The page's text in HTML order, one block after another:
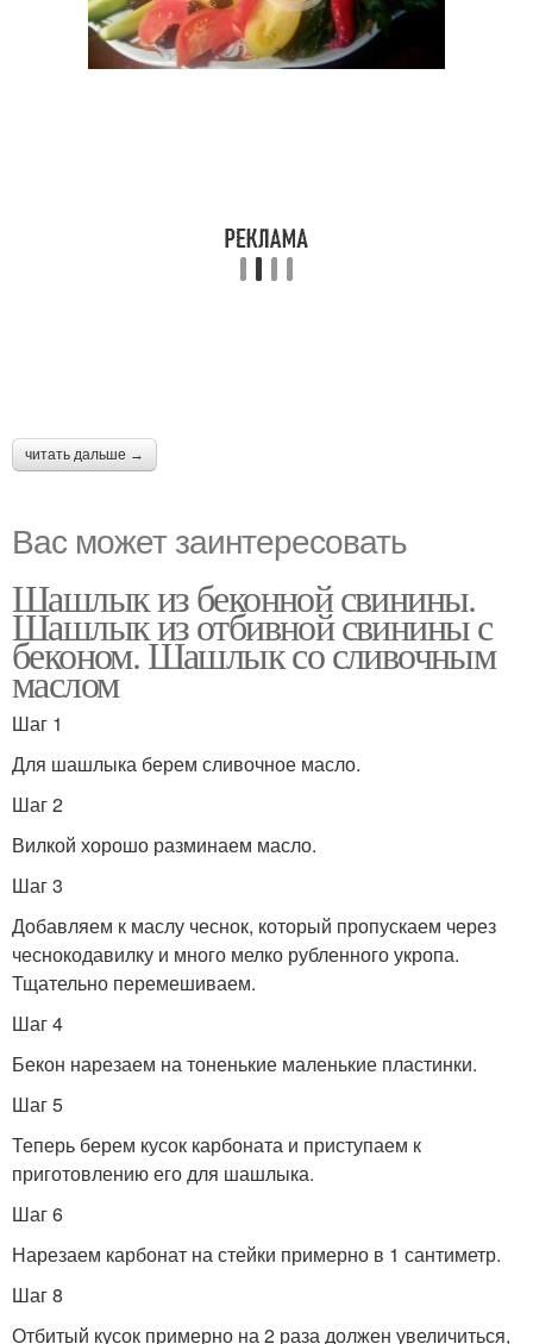
читать дальше →
Вас может заинтересовать
Шашлык из беконной свинины.
Шашлык из отбивной свинины с
беконом. Шашлык со сливочным
маслом
Шаг 1
Для шашлыка берем сливочное масло.
Шаг 2
Вилкой хорошо разминаем масло.
Шаг 3
Добавляем к маслу чеснок, который пропускаем через
чеснокодавилку и много мелко рубленного укропа.
Тщательно перемешиваем.
Шаг 4
Бекон нарезаем на тоненькие маленькие пластинки.
Шаг 5
Теперь берем кусок карбоната и приступаем к
приготовлению его для шашлыка.
Шаг 6
Нарезаем карбонат на стейки примерно в 1 сантиметр.
Шаг 8
Отбитый кусок примерно на 2 раза должен увеличиться,